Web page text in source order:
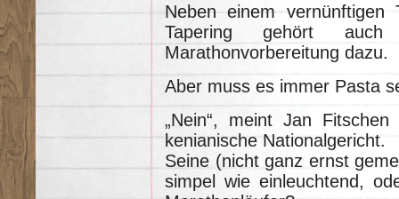
Neben einem vernünftigen
Tapering gehört
Marathonvorbereitung dazu.
Aber muss es immer Pasta
„Nein“, meint Jan
kenianische Nationalgericht.
Seine (nicht ganz ernst
simpel wie einleuchtend,